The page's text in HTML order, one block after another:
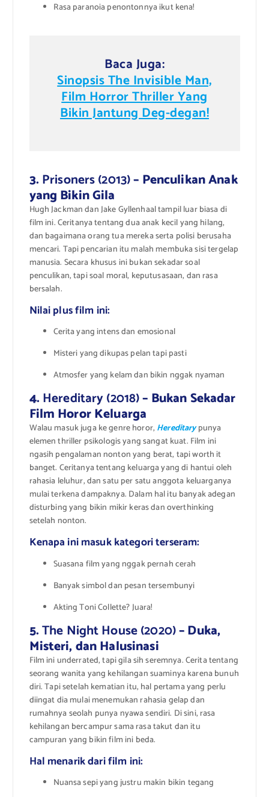
Rasa paranoia penontonnya ikut kena!
Baca Juga:
Sinopsis The Invisible Man,
Film Horror Thriller Yang
Bikin Jantung Deg-degan!
3. Prisoners (2013)– Penculikan Anak
yang Bikin Gila
Hugh Jackman dan Jake Gyllenhaal tampil luar biasa di
film ini. Ceritanya tentang dua anak kecil yang hilang,
dan bagaimana orang tua mereka serta polisi berusaha
mencari. Tapi pencarian itu malah membuka sisi tergelap
manusia. Secara khusus ini bukan sekadar soal
penculikan, tapi soal moral, keputusasaan, dan rasa
bersalah.
Nilai plus film ini:
Cerita yang intens dan emosional
Misteri yang dikupas pelan tapi pasti
Atmosfer yang kelam dan bikin nggak nyaman
4. Hereditary (2018)– Bukan Sekadar
Film Horor Keluarga
Walau masuk juga ke genre horor, Hereditarypunya
elemen thriller psikologis yang sangat kuat. Film ini
ngasih pengalaman nonton yang berat, tapi worth it
banget. Ceritanya tentang keluarga yang di hantui oleh
rahasia leluhur, dan satu per satu anggota keluarganya
mulai terkena dampaknya. Dalam hal itu banyak adegan
disturbing yang bikin mikir keras dan overthinking
setelah nonton.
Kenapa ini masuk kategori terseram:
Suasana film yang nggak pernah cerah
Banyak simbol dan pesan tersembunyi
Akting Toni Collette? Juara!
5.The Night House (2020)– Duka,
Misteri, dan Halusinasi
Film ini underrated, tapi gila sih seremnya. Cerita tentang
seorang wanita yang kehilangan suaminya karena bunuh
diri. Tapi setelah kematian itu, hal pertama yang perlu
diingat dia mulai menemukan rahasia gelap dan
rumahnya seolah punya nyawa sendiri. Di sini, rasa
kehilangan bercampur sama rasa takut dan itu
campuran yang bikin film ini beda.
Hal menarik dari film ini:
Nuansa sepi yang justru makin bikin tegang